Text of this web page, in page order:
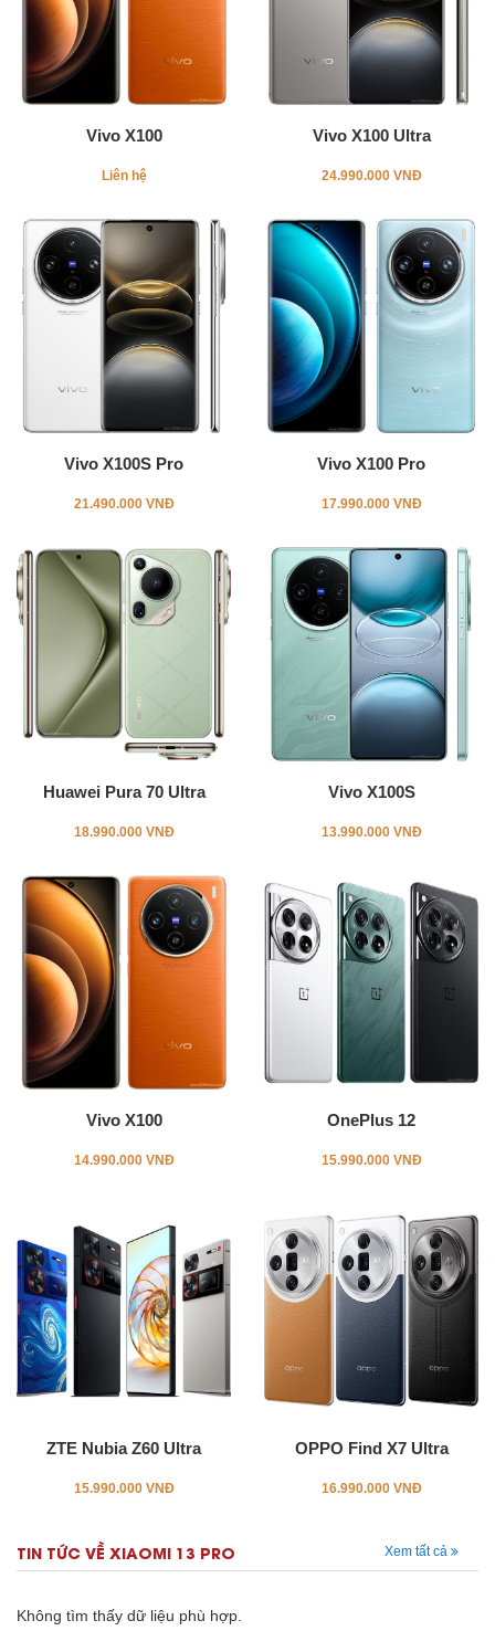
Vivo X100
Liên hệ
Vivo X100 Ultra
24.990.000 VNĐ
Vivo X100S Pro
21.490.000 VNĐ
Vivo X100 Pro
17.990.000 VNĐ
Huawei Pura 70 Ultra
18.990.000 VNĐ
Vivo X100S
13.990.000 VNĐ
Vivo X100
14.990.000 VNĐ
OnePlus 12
15.990.000 VNĐ
ZTE Nubia Z60 Ultra
15.990.000 VNĐ
OPPO Find X7 Ultra
16.990.000 VNĐ
TIN TỨC VỀ XIAOMI 13 PRO Xem tất cả
Không tìm thấy dữ liệu phù hợp.